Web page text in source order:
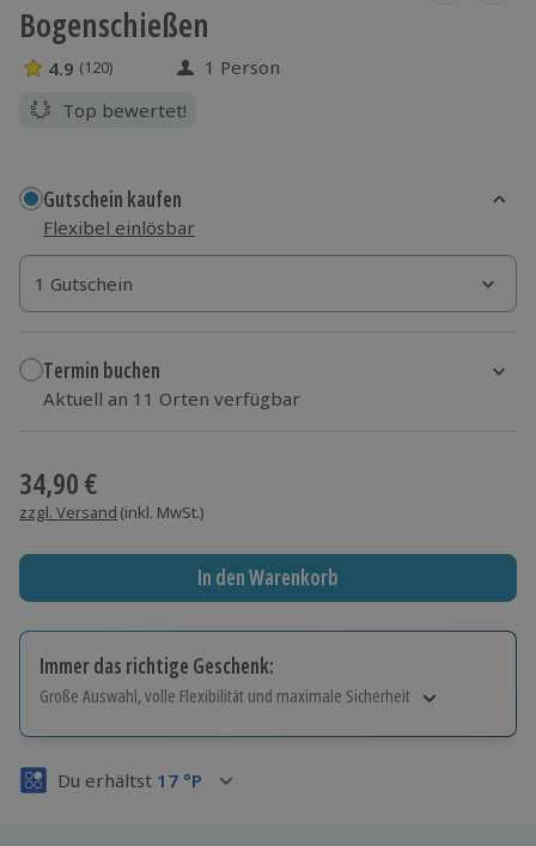
Bogenschießen
4.9 Sterne von 5 aus 120 Bewertungen
4.9 (120)
1 Person
Top bewertet!
Gutschein kaufen
Flexibel einlösbar
1 Gutschein
1 Gutschein
1 Gutschein
Termin buchen
Aktuell an 11 Orten verfügbar
34,90 €
zzgl. Versand (inkl. MwSt.)
In den Warenkorb
Immer das richtige Geschenk:
Große Auswahl, volle Flexibilität und maximale Sicherheit
Volle Flexibilität
Du erhältst 17 °P